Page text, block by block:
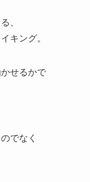
、
キング。
せるかで
でなく